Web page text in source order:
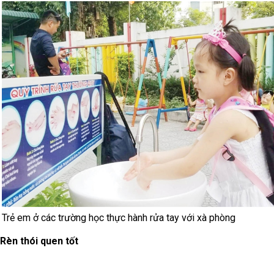
Trẻ em ở các trường học thực hành rửa tay với xà phòng
Rèn thói quen tốt